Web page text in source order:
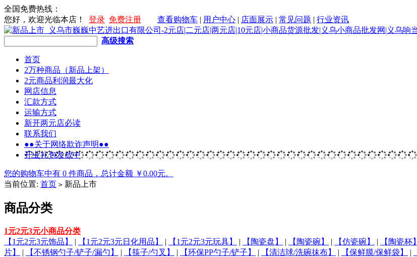
全国免费热线：
您好，欢迎光临本店！
登录 免费注册 查看购物车 | 用户中心 | 店面展示 | 常见问题 | 行业资讯
高级搜索
首页
2万种商品（新品上架）
2元商品利润最大化
网店信息
汇款方式
运输方式
新开两元店必读
联系我们
●●关于网络欺诈声明●●
开业礼包发放中
您的购物车中有 0 件商品，总计金额 ￥0.00元。
当前位置: 首页 > 新品上市
商品分类
1元2元3元小商品分类
【1元2元3元饰品】
| 【1元2元3元日化用品】 | 【1元2元3元玩具】 | 【陶瓷盘】 | 【陶瓷碗】 | 【仿瓷碗】 | 【陶瓷杯】
片】
| 【不锈钢勺子/铲子/漏勺】 | 【筷子/勺叉】 | 【环保PP勺子/铲子】 | 【清洁球/洗碗抹布】 | 【保鲜膜/保鲜袋】 |